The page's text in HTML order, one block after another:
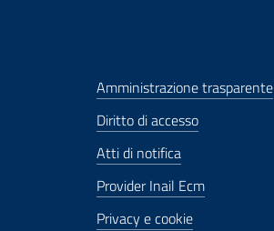
Amministrazione trasparente
Diritto di accesso
Atti di notifica
Provider Inail Ecm
Privacy e cookie